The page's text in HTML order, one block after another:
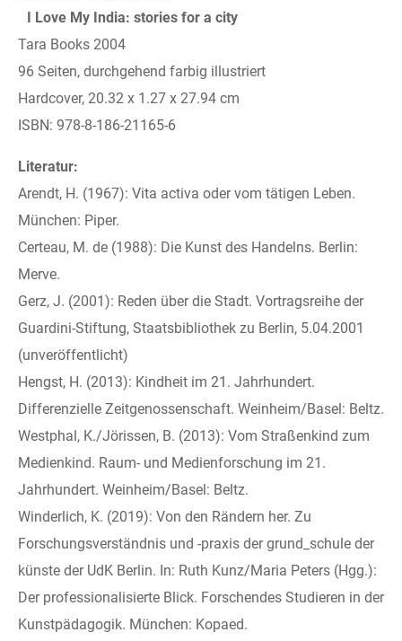
I Love My India: stories for a city
Tara Books 2004
96 Seiten, durchgehend farbig illustriert
Hardcover, 20.32 x 1.27 x 27.94 cm
ISBN: 978-8-186-21165-6
Literatur:
Arendt, H. (1967): Vita activa oder vom tätigen Leben.
München: Piper.
Certeau, M. de (1988): Die Kunst des Handelns. Berlin:
Merve.
Gerz, J. (2001): Reden über die Stadt. Vortragsreihe der
Guardini-Stiftung, Staatsbibliothek zu Berlin, 5.04.2001
(unveröffentlicht)
Hengst, H. (2013): Kindheit im 21. Jahrhundert.
Differenzielle Zeitgenossenschaft. Weinheim/Basel: Beltz.
Westphal, K./Jörissen, B. (2013): Vom Straßenkind zum
Medienkind. Raum- und Medienforschung im 21.
Jahrhundert. Weinheim/Basel: Beltz.
Winderlich, K. (2019): Von den Rändern her. Zu
Forschungsverständnis und -praxis der grund_schule der
künste der UdK Berlin. In: Ruth Kunz/Maria Peters (Hgg.):
Der professionalisierte Blick. Forschendes Studieren in der
Kunstpädagogik. München: Kopaed.